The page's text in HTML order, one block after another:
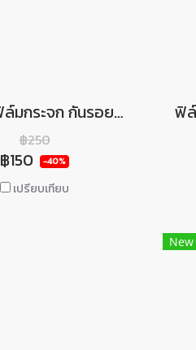
ฟิล์มใส ฟิล์มกระจก กันรอยเครื่อง PS Vita 1000 ยี่ห้อ Hori คุณภาพดี Screen Protector For PSVITA 1000
฿250
฿150 -40%
เปรียบเทียบ
New